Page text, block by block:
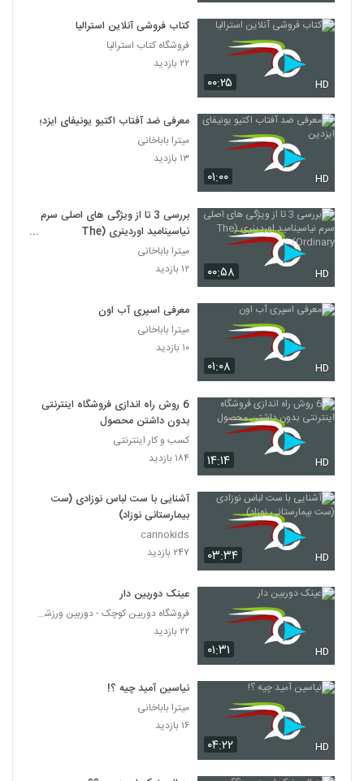
۰۰:۲۵ HD
کتاب فروشی آنلاین استرالیا
فروشگاه کتاب استرالیا
۲۲ بازدید
۰۱:۰۰ HD
معرفی ضد آفتاب اکتیو یونیفای ایزدین
میترا باباخانی
۱۳ بازدید
۰۰:۵۸ HD
بررسی 3 تا از ویژگی های اصلی سرم
نیاسینامید اوردینری (The
Ordinary)
میترا باباخانی
۱۲ بازدید
۰۱:۰۸ HD
معرفی اسپری آب اون
میترا باباخانی
۱۰ بازدید
۱۴:۱۴ HD
6 روش راه اندازی فروشگاه اینترنتی
بدون داشتن محصول
کسب و کار اینترنتی
۱۸۴ بازدید
۰۳:۳۴ HD
آشنایی با ست لباس نوزادی (ست
بیمارستانی نوزاد)
carinokids
۲۴۷ بازدید
۰۱:۳۱ HD
عینک دوربین دار
فروشگاه دوربین کوچک - دوربین ورزشی - دوربین ریز
۲۲ بازدید
۰۴:۲۲ HD
نیاسین آمید چیه ؟!
میترا باباخانی
۱۶ بازدید